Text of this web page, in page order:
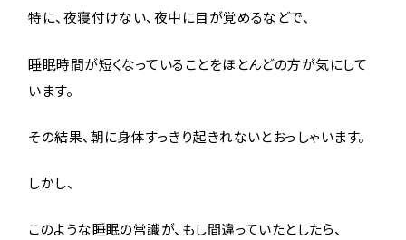
特に、夜寝付けない、夜中に目が覚めるなどで、
睡眠時間が短くなっていることをほとんどの方が気にして
います。
その結果、朝に身体すっきり起きれないとおっしゃいます。
しかし、
このような睡眠の常識が、もし間違っていたとしたら、